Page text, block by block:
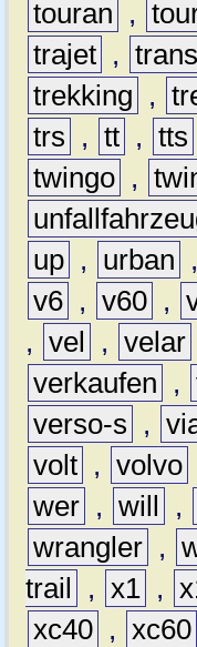
touran ,
trajet , trans
trekking
,
trs
, tt , tts
twingo ,
up , urban ,
v6 , v60 ,
, vel , velar
verkaufen
,
verso-s
,
volt , volvo
wer , will ,
wrangler ,
trail
, x1 ,
xc40 , xc60